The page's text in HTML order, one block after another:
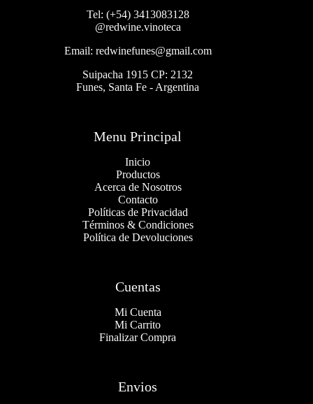
Tel: (+54) 3413083128
@redwine.vinoteca
Email: redwinefunes@gmail.com
Suipacha 1915 CP: 2132
Funes, Santa Fe - Argentina
Menu Principal
Inicio
Productos
Acerca de Nosotros
Contacto
Políticas de Privacidad
Términos & Condiciones
Política de Devoluciones
Cuentas
Mi Cuenta
Mi Carrito
Finalizar Compra
Envios